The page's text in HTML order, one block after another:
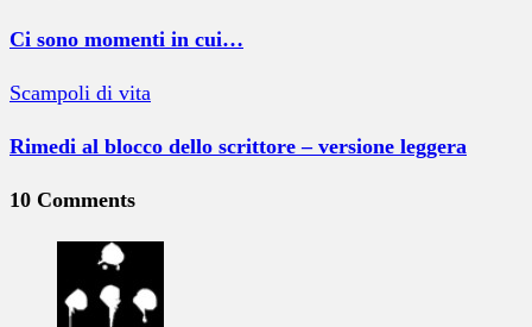
Ci sono momenti in cui…
Scampoli di vita
Rimedi al blocco dello scrittore – versione leggera
10 Comments